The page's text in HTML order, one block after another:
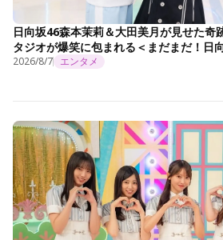
日向坂46森本茉莉＆大田美月が見せた奇
タジオが爆笑に包まれる＜まだまだ！日
2026/8/7 エンタメ